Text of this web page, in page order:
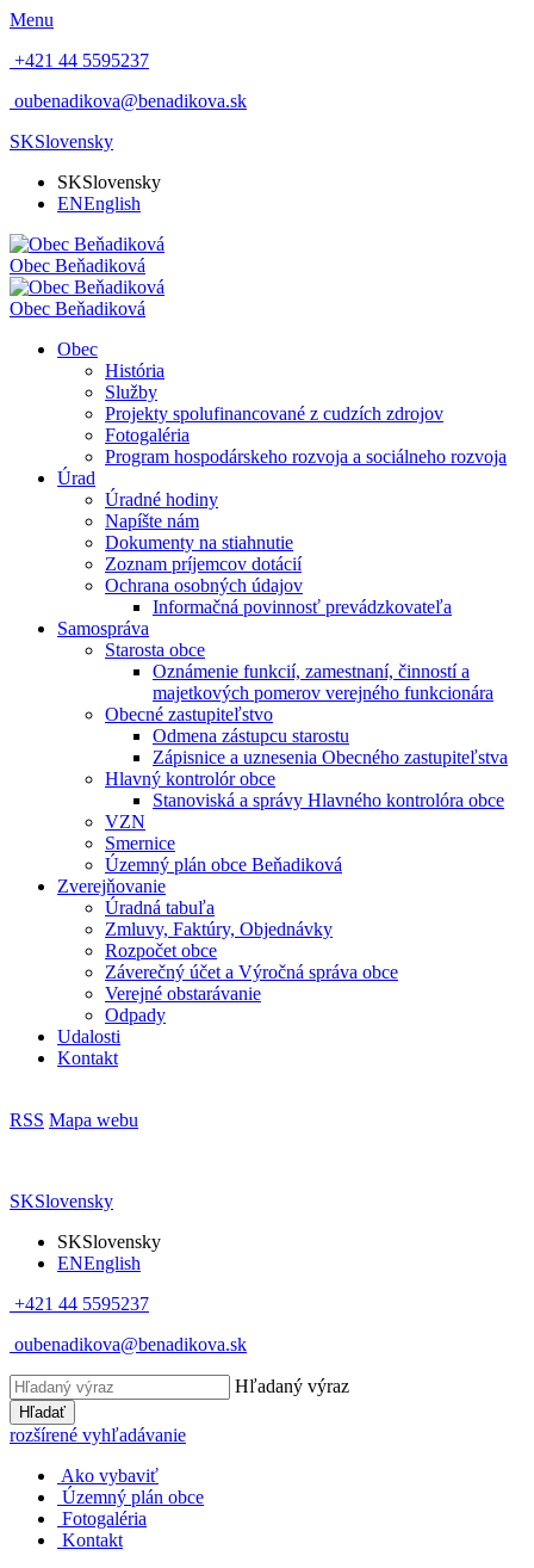
Menu
+421 44 5595237
oubenadikova@benadikova.sk
SKSlovensky
SKSlovensky
ENEnglish
Obec Beňadiková
Obec Beňadiková
Obec
História
Služby
Projekty spolufinancované z cudzích zdrojov
Fotogaléria
Program hospodárskeho rozvoja a sociálneho rozvoja
Úrad
Úradné hodiny
Napíšte nám
Dokumenty na stiahnutie
Zoznam príjemcov dotácií
Ochrana osobných údajov
Informačná povinnosť prevádzkovateľa
Samospráva
Starosta obce
Oznámenie funkcií, zamestnaní, činností a
majetkových pomerov verejného funkcionára
Obecné zastupiteľstvo
Odmena zástupcu starostu
Zápisnice a uznesenia Obecného zastupiteľstva
Hlavný kontrolór obce
Stanoviská a správy Hlavného kontrolóra obce
VZN
Smernice
Územný plán obce Beňadiková
Zverejňovanie
Úradná tabuľa
Zmluvy, Faktúry, Objednávky
Rozpočet obce
Záverečný účet a Výročná správa obce
Verejné obstarávanie
Odpady
Udalosti
Kontakt
RSS Mapa webu
SKSlovensky
SKSlovensky
ENEnglish
+421 44 5595237
oubenadikova@benadikova.sk
Hľadaný výraz
Hľadať
rozšírené vyhľadávanie
Ako vybaviť
Územný plán obce
Fotogaléria
Kontakt